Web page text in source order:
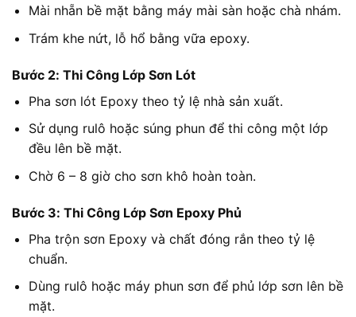
Mài nhẵn bề mặt bằng máy mài sàn hoặc chà nhám.
Trám khe nứt, lỗ hổ bằng vữa epoxy.
Bước 2: Thi Công Lớp Sơn Lót
Pha sơn lót Epoxy theo tỷ lệ nhà sản xuất.
Sử dụng rulô hoặc súng phun để thi công một lớp
đều lên bề mặt.
Chờ 6 – 8 giờ cho sơn khô hoàn toàn.
Bước 3: Thi Công Lớp Sơn Epoxy Phủ
Pha trộn sơn Epoxy và chất đóng rắn theo tỷ lệ
chuẩn.
Dùng rulô hoặc máy phun sơn để phủ lớp sơn lên bề
mặt.